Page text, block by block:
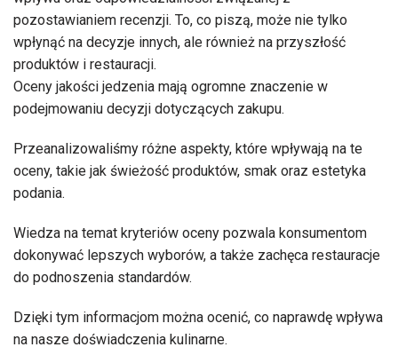
pozostawianiem recenzji. To, co piszą, może nie tylko
wpłynąć na decyzje innych, ale również na przyszłość
produktów i restauracji.
Oceny jakości jedzenia mają ogromne znaczenie w
podejmowaniu decyzji dotyczących zakupu.
Przeanalizowaliśmy różne aspekty, które wpływają na te
oceny, takie jak świeżość produktów, smak oraz estetyka
podania.
Wiedza na temat kryteriów oceny pozwala konsumentom
dokonywać lepszych wyborów, a także zachęca restauracje
do podnoszenia standardów.
Dzięki tym informacjom można ocenić, co naprawdę wpływa
na nasze doświadczenia kulinarne.